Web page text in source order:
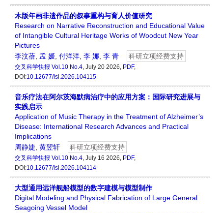
木版年画非遗作品的叙事重构与育人价值研究
Research on Narrative Reconstruction and Educational Value
of Intangible Cultural Heritage Works of Woodcut New Year
Pictures
李汶蓓 孟 媛 付洋洋 李 娜 李 青 科研立项经费支持
交叉科学快报 Vol.10 No.4, July 20 2026, PDF,
DOI:10.12677/isl.2026.104115
音乐疗法在阿尔茨海默病治疗中的应用方案：国际研究进展与
实践启示
Application of Music Therapy in the Treatment of Alzheimer’s
Disease: International Research Advances and Practical
Implications
周静婕 黄翌轩 科研立项经费支持
交叉科学快报 Vol.10 No.4, July 16 2026, PDF,
DOI:10.12677/isl.2026.104114
大型通用远洋舰船模型的数字建模与模型制作
Digital Modeling and Physical Fabrication of Large General
Seagoing Vessel Model